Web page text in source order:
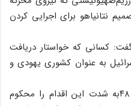
نتانیاهو برای اجرایی کردن
کسانی که خواستار دریافت
به عنوان کشوری یهودی و
البته رهبران اعراب اراضی اشغالی ۴۸به شدت این اقدام را محکوم